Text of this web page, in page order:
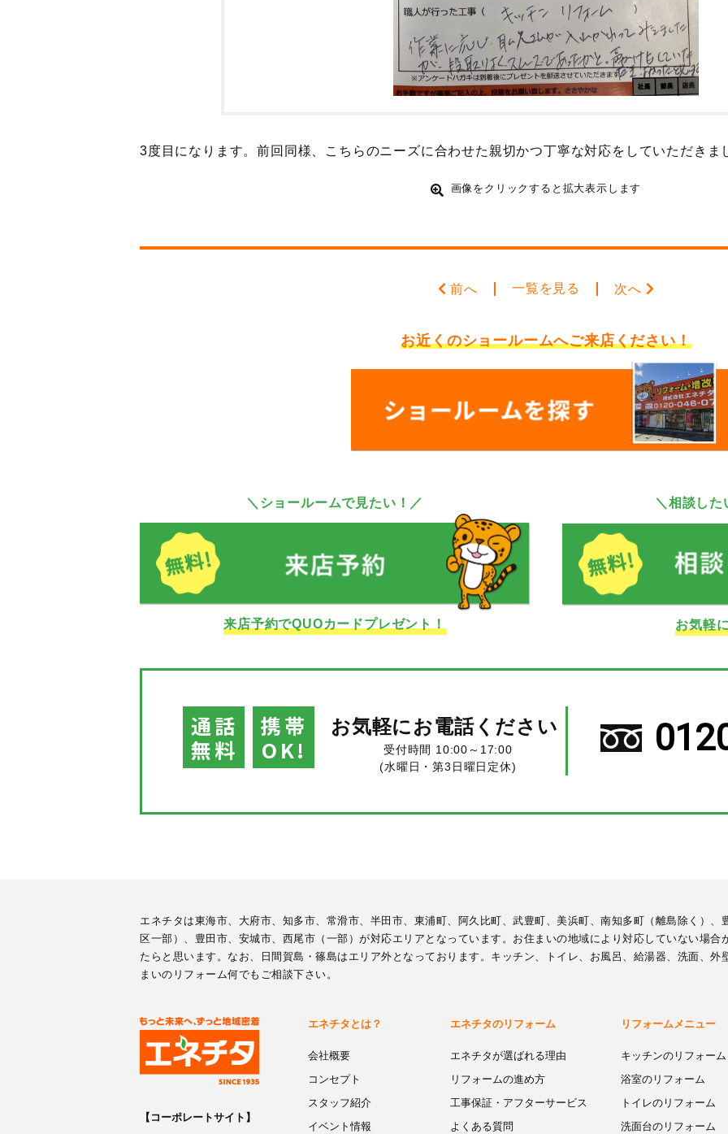
3度目になります。前回同様、こちらのニーズに合わせた親切かつ丁寧な対応をしていただきま
画像をクリックすると拡大表示します
前へ 一覧を見る 次へ
お近くのショールームへご来店ください！
＼ショールームで見たい！／
来店予約でQUOカードプレゼント！
＼相談した
お気軽
通話
無料
携帯
OK!
お気軽にお電話ください
受付時間 10:00～17:00
(水曜日・第3日曜日定休)
エネチタは東海市、大府市、知多市、常滑市、半田市、東浦町、阿久比町、武豊町、美浜町、南知多町（離島除く）
区一部）、豊田市、安城市、西尾市（一部）が対応エリアとなっています。お住まいの地域により対応していない場
たらと思います。なお、日間賀島・篠島はエリア外となっております。キッチン、トイレ、お風呂、給湯器、洗面、
まいのリフォーム何でもご相談下さい。
【コーポレートサイト】
エネチタとは？
会社概要
コンセプト
スタッフ紹介
イベント情報
エネチタのリフォーム
エネチタが選ばれる理由
リフォームの進め方
工事保証・アフターサービス
よくある質問
リフォームメニュー
キッチンのリフォーム
浴室のリフォーム
トイレのリフォーム
洗面台のリフォーム